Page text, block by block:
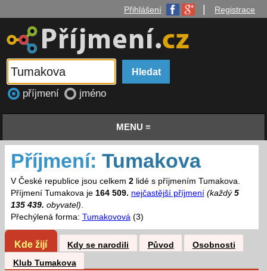
Přihlášení Registrace
příjmení jméno
MENU ≡
Příjmení: Tumakova
V České republice jsou celkem 2lidé s příjmením Tumakova.
Příjmení Tumakova je 164 509. nejčastější příjmení (každý 5
135 439. obyvatel).
Přechýlená forma: Tumakovová(3)
Kde žijí Kdy se narodili Původ
Osobnosti
Klub Tumakova